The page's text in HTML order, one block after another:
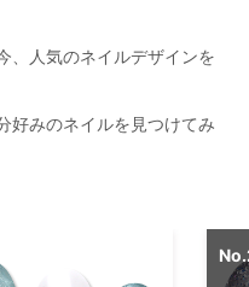
、人気のネイルデザインを
好みのネイルを見つけてみ